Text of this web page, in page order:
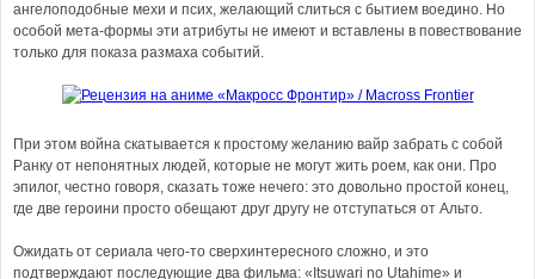
ангелоподобные мехи и псих, желающий слиться с бытием воедино. Но
особой мета-формы эти атрибуты не имеют и вставлены в повествование
только для показа размаха событий.
При этом война скатывается к простому желанию вайр забрать с собой
Ранку от непонятных людей, которые не могут жить роем, как они. Про
эпилог, честно говоря, сказать тоже нечего: это довольно простой конец,
где две героини просто обещают друг другу не отступаться от Альто.
Ожидать от сериала чего-то сверхинтересного сложно, и это
подтверждают последующие два фильма: «Itsuwari no Utahime» и